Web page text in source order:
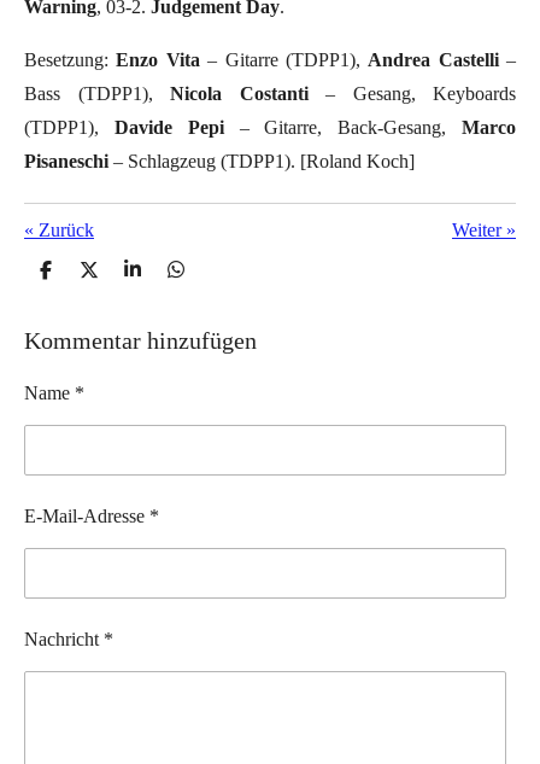
Warning, 03-2. Judgement Day.
Besetzung:Enzo Vita – Gitarre (TDPP1), Andrea Castelli–
Bass (TDPP1), Nicola Costanti– Gesang, Keyboards
(TDPP1), Davide Pepi– Gitarre, Back-Gesang,Marco
Pisaneschi – Schlagzeug (TDPP1). [Roland Koch]
« Zurück Weiter»
T
l
e
T
l
e
T
l
e
T
l
e
Kommentar hinzufügen
Name *
E-Mail-Adresse *
Nachricht *